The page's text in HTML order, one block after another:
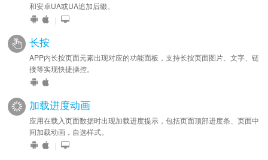
和安卓UA或UA追加后缀。
|
长按
APP内长按页面元素出现对应的功能面板，支持长按页面图片、文字、链
接等实现快捷操控。
加载进度动画
应用在载入页面数据时出现加载进度提示，包括页面顶部进度条、页面中
间加载动画，自选样式。
|